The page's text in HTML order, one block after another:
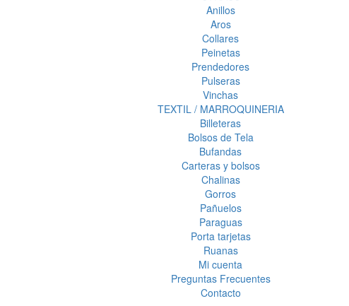
Anillos
Aros
Collares
Peinetas
Prendedores
Pulseras
Vinchas
TEXTIL / MARROQUINERIA
Billeteras
Bolsos de Tela
Bufandas
Carteras y bolsos
Chalinas
Gorros
Pañuelos
Paraguas
Porta tarjetas
Ruanas
Mi cuenta
Preguntas Frecuentes
Contacto